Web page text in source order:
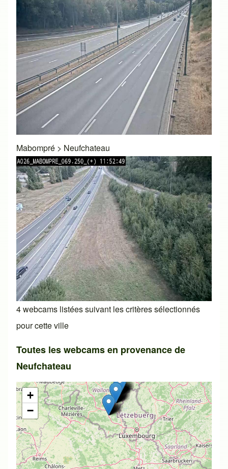
Mabompré > Neufchateau
4 webcams listées suivant les critères sélectionnés
pour cette ville
Toutes les webcams en provenance de
Neufchateau
+
−